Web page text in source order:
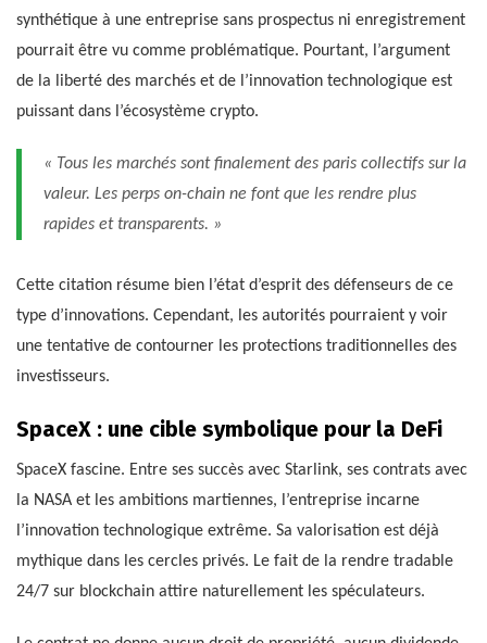
synthétique à une entreprise sans prospectus ni enregistrement
pourrait être vu comme problématique. Pourtant, l’argument
de la liberté des marchés et de l’innovation technologique est
puissant dans l’écosystème crypto.
« Tous les marchés sont finalement des paris collectifs sur la
valeur. Les perps on-chain ne font que les rendre plus
rapides et transparents. »
Cette citation résume bien l’état d’esprit des défenseurs de ce
type d’innovations. Cependant, les autorités pourraient y voir
une tentative de contourner les protections traditionnelles des
investisseurs.
SpaceX : une cible symbolique pour la DeFi
SpaceX fascine. Entre ses succès avec Starlink, ses contrats avec
la NASA et les ambitions martiennes, l’entreprise incarne
l’innovation technologique extrême. Sa valorisation est déjà
mythique dans les cercles privés. Le fait de la rendre tradable
24/7 sur blockchain attire naturellement les spéculateurs.